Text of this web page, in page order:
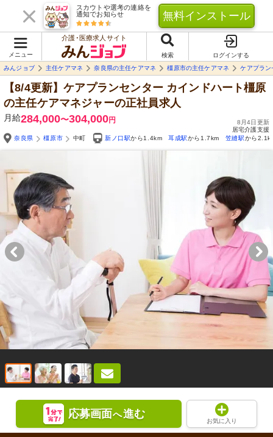
スカウトや選考の連絡を
通知でお知らせ
無料インストール
メニュー
介護･医療求人サイト
検索
ログインする
みんジョブ
主任ケアマネ 奈良県の主任ケアマネ 橿原市の主任ケアマネ ケアプラン
【8/4更新】ケアプランセンター カインドハート橿原
の主任ケアマネジャーの正社員求人
月給284,000〜304,000円
8月4日更新
居宅介護支援
奈良県
橿原市 中町 新ノ口駅から1.4km 耳成駅から1.7km 笠縫駅から
応募画面へ進む
お気に入り